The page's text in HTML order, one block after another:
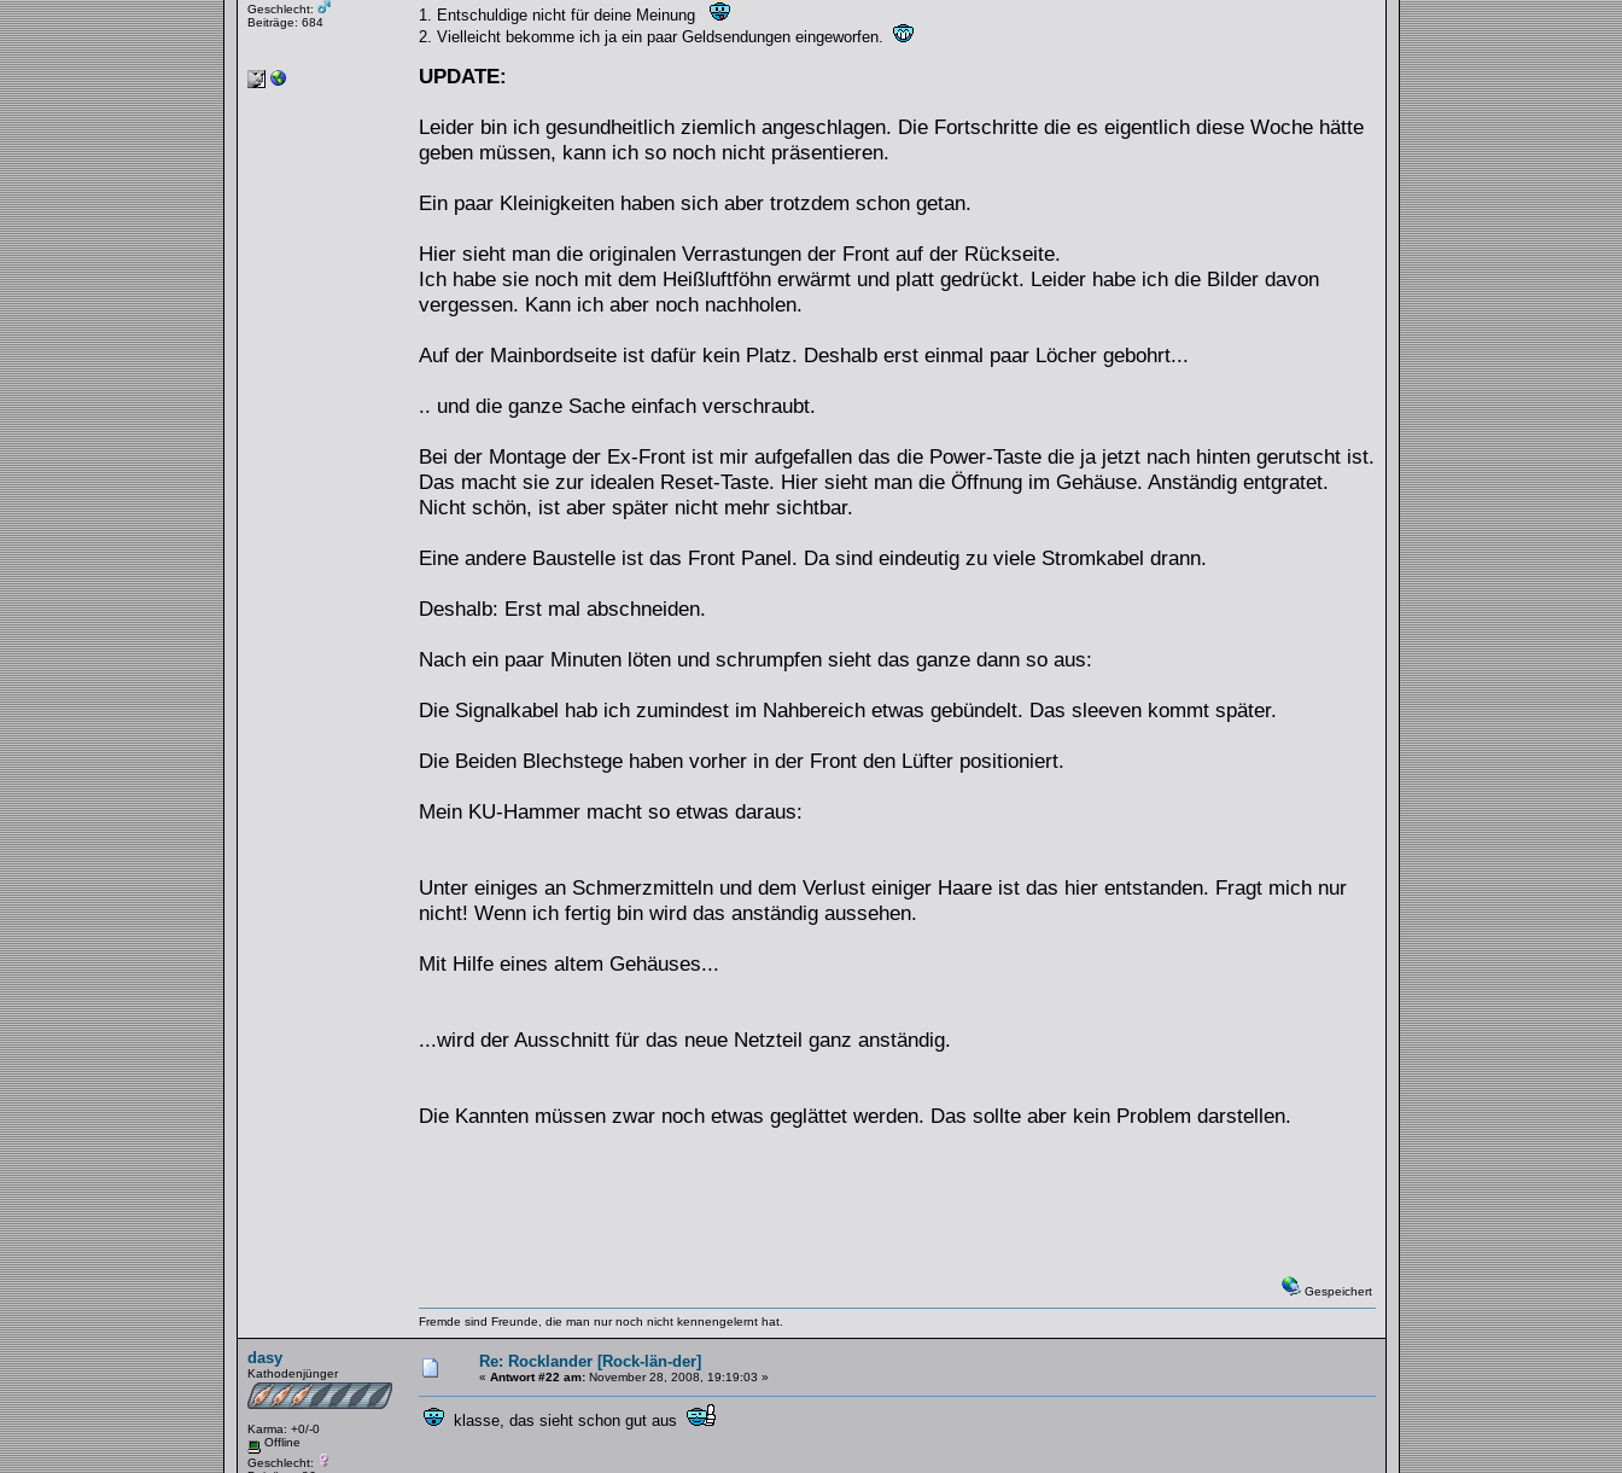
Geschlecht:
Beiträge: 684
1. Entschuldige nicht für deine Meinung
2. Vielleicht bekomme ich ja ein paar Geldsendungen eingeworfen.
UPDATE:
Leider bin ich gesundheitlich ziemlich angeschlagen. Die Fortschritte die es eigentlich diese Woche hätte
geben müssen, kann ich so noch nicht präsentieren.
Ein paar Kleinigkeiten haben sich aber trotzdem schon getan.
Hier sieht man die originalen Verrastungen der Front auf der Rückseite.
Ich habe sie noch mit dem Heißluftföhn erwärmt und platt gedrückt. Leider habe ich die Bilder davon
vergessen. Kann ich aber noch nachholen.
Auf der Mainbordseite ist dafür kein Platz. Deshalb erst einmal paar Löcher gebohrt...
.. und die ganze Sache einfach verschraubt.
Bei der Montage der Ex-Front ist mir aufgefallen das die Power-Taste die ja jetzt nach hinten gerutscht ist.
Das macht sie zur idealen Reset-Taste. Hier sieht man die Öffnung im Gehäuse. Anständig entgratet.
Nicht schön, ist aber später nicht mehr sichtbar.
Eine andere Baustelle ist das Front Panel. Da sind eindeutig zu viele Stromkabel drann.
Deshalb: Erst mal abschneiden.
Nach ein paar Minuten löten und schrumpfen sieht das ganze dann so aus:
Die Signalkabel hab ich zumindest im Nahbereich etwas gebündelt. Das sleeven kommt später.
Die Beiden Blechstege haben vorher in der Front den Lüfter positioniert.
Mein KU-Hammer macht so etwas daraus:
Unter einiges an Schmerzmitteln und dem Verlust einiger Haare ist das hier entstanden. Fragt mich nur
nicht! Wenn ich fertig bin wird das anständig aussehen.
Mit Hilfe eines altem Gehäuses...
...wird der Ausschnitt für das neue Netzteil ganz anständig.
Die Kannten müssen zwar noch etwas geglättet werden. Das sollte aber kein Problem darstellen.
Gespeichert
Fremde sind Freunde, die man nur noch nicht kennengelernt hat.
dasy
Kathodenjünger
Karma: +0/-0
Offline
Geschlecht:
Re: Rocklander [Rock-län-der]
« Antwort #22 am:November 28, 2008, 19:19:03 »
klasse, das sieht schon gut aus